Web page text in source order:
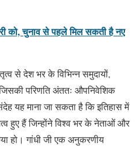
को, चुनाव से पहले मिल सकती है नए
से देश भर के विभिन्न समुदायों,
परिणति अंततः औपनिवेशिक
यह माना जा सकता है कि इतिहास में
हुए हैं जिन्होंने विश्व भर के नेताओं और
हो। गांधी जी एक अनुकरणीय